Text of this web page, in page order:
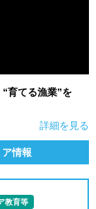
育てる漁業”を
詳細を見る
情報
教育等